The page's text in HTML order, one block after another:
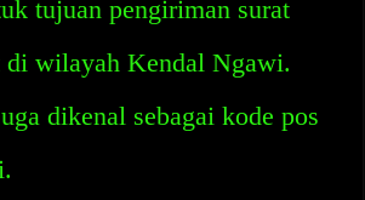
tujuan pengiriman surat
di wilayah Kendal Ngawi.
dikenal sebagai kode pos